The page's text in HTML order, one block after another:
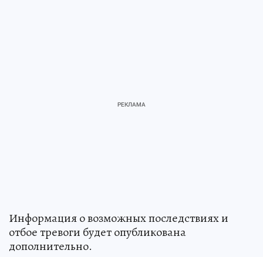
Информация о возможных последствиях и
отбое тревоги будет опубликована
дополнительно.